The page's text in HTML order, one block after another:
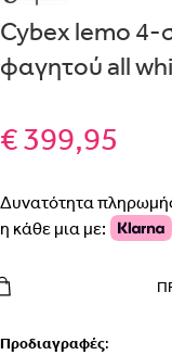
Cybex lemo 4-
φαγητού all
€ 399,95
Δυνατότητα
η κάθε μια με:
Προδιαγραφές: